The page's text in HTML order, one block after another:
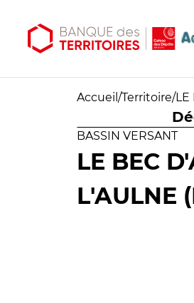
Accueil /Territoire/LE
BASSIN VERSANT
LE BEC
L'AULNE